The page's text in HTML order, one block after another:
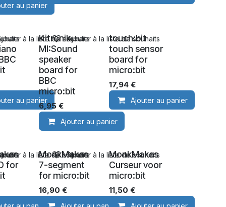
au panier
au panier
Kitronik
MI:Sound
speaker
board for
BBC
micro:bit
6,95€
Ajouter au panier
à la liste de souhaits
touch:bit
touch sensor
board for
micro:bit
17,94€
Ajouter au panier
Ajouter à la liste de souhaits
for
MonkMakes
7-segment
for micro:bit
16,90 €
à la liste de souhaits
MonkMakes
Curseur voor
micro:bit
11,50 €
Ajouter à la liste de souhaits